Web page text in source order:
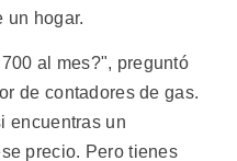
un hogar.
al mes?", preguntó
de contadores de gas.
encuentras un
precio. Pero tienes